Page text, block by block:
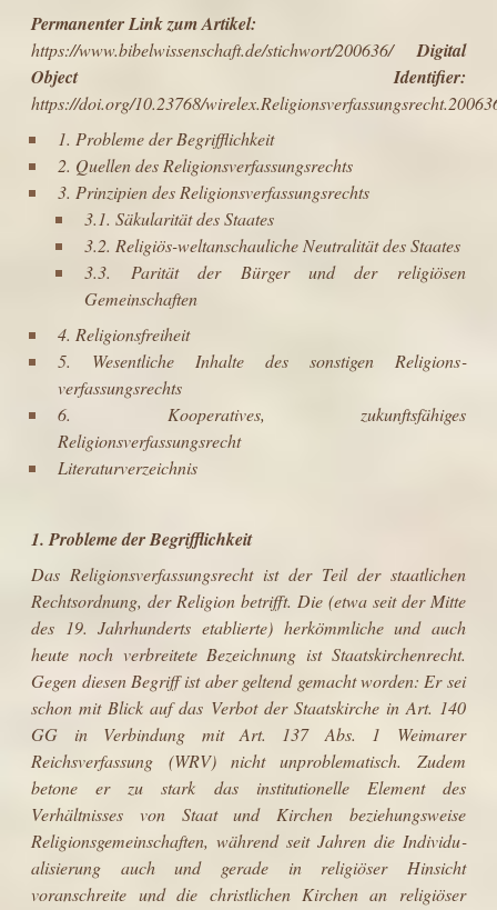
Permanenter Link zum Artikel:
https://www.bibelwissenschaft.de/stichwort/200636/ Digital
Object Identifier:
https://doi.org/10.23768/
1. Probleme der Begrifflichkeit
2. Quellen des Religionsverfassungsrechts
3. Prinzipien des Religionsverfassungsrechts
3.1. Säkularität des Staates
3.2. Religiös-weltanschauliche Neutralität des Staates
3.3. Parität der Bürger und der religiösen
Gemeinschaften
4. Religionsfreiheit
5. Wesentliche Inhalte des sonstigen Religions­
verfassungsrechts
6. Kooperatives, zukunftsfähiges
Religionsverfassungsrecht
Literaturverzeichnis
1. Probleme der Begrifflichkeit
Das Religionsverfassungsrecht ist der Teil der staatlichen
Rechtsordnung, der Religion betrifft. Die (etwa seit der Mitte
des 19. Jahrhunderts etablierte) her­kömmliche und auch
heute noch verbreitete Bezeichnung ist Staatskirchenrecht.
Gegen diesen Begriff ist aber geltend gemacht worden: Er sei
schon mit Blick auf das Verbot der Staatskirche in Art. 140
GG in Verbindung mit Art. 137 Abs. 1 Weimarer
Reichsverfassung (WRV) nicht unproblematisch. Zudem
betone er zu stark das institutionelle Element des
Verhältnisses von Staat und Kirchen beziehungsweise
Religionsgemeinschaften, während seit Jahren die Individu­
alisierung auch und gerade in religiöser Hinsicht
voranschreite und die christ­lichen Kirchen an religiöser